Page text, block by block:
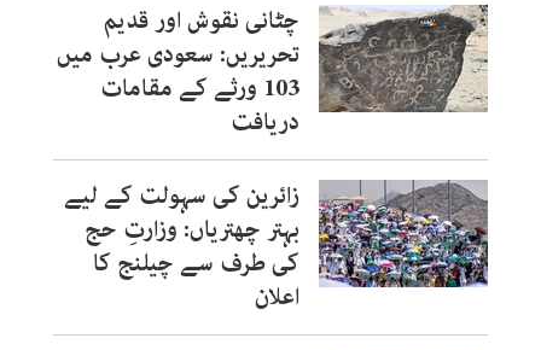
چٹانی نقوش اور قدیم
تحریریں: سعودی عرب میں
103 ورثے کے مقامات
دریافت
زائرین کی سہولت کے لیے
بہتر چھتریاں: وزارتِ حج
کی طرف سے چیلنج کا
اعلان